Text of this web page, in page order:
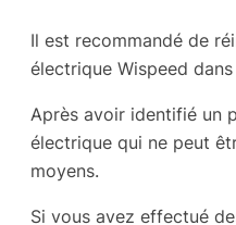
Il est recommandé de
électrique Wispeed
Après avoir identifié un
électrique qui ne peut
moyens.
Si vous avez effectué